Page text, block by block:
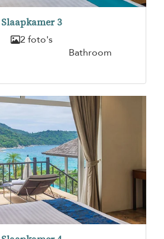
Slaapkamer 3
2 foto's
Bathroom